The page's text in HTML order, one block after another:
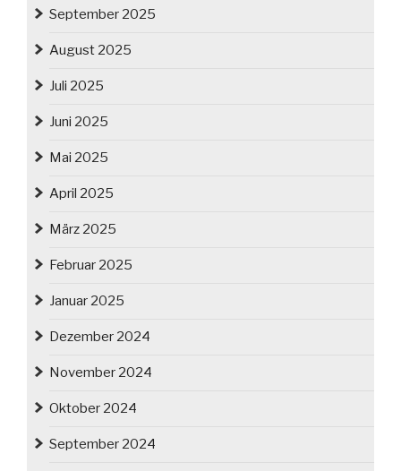
September 2025
August 2025
Juli 2025
Juni 2025
Mai 2025
April 2025
März 2025
Februar 2025
Januar 2025
Dezember 2024
November 2024
Oktober 2024
September 2024